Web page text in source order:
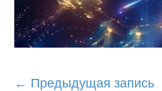
Post
← Предыдущая запись